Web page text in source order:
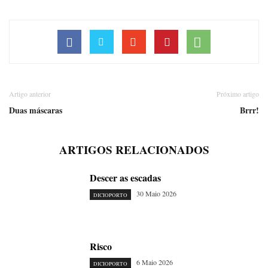
Artigo anterior
Duas máscaras
Próximo artigo
Brrr!
ARTIGOS RELACIONADOS
Descer as escadas
DICIOPORTO 30 Maio 2026
Risco
DICIOPORTO 6 Maio 2026